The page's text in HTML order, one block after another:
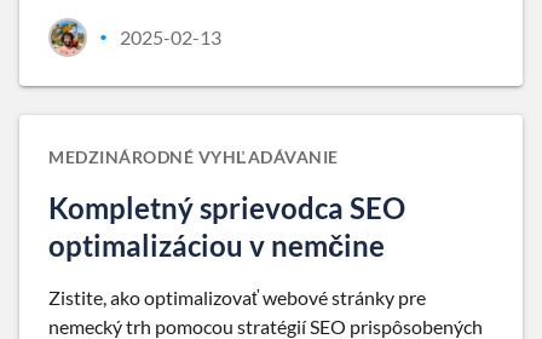
• 2025-02-13
MEDZINÁRODNÉ VYHĽADÁVANIE
Kompletný sprievodca SEO
optimalizáciou v nemčine
Zistite, ako optimalizovať webové stránky pre
nemecký trh pomocou stratégií SEO prispôsobených